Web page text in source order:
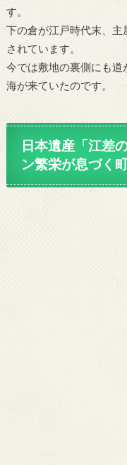
す。
下の倉が江戸時代末、
されています。
今では敷地の裏側にも
海が来ていたのです。
日本遺産「江差
ン繁栄が息づく